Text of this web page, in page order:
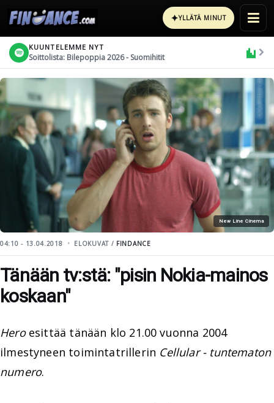
✦YLLÄTÄ MINUT
KUUNTELEMME NYT
Soittolista: Bilepoppia 2026 - Suomihitit
New Line Cinema
04:10 - 13.04.2018 ELOKUVAT / FINDANCE
Tänään tv:stä: "pisin Nokia-mainos
koskaan"
Heroesittää tänään klo 21.00 vuonna 2004
ilmestyneen toimintatrillerin Cellular - tuntematon
numero.